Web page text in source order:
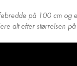
på 100 cm og
alt efter størrelsen